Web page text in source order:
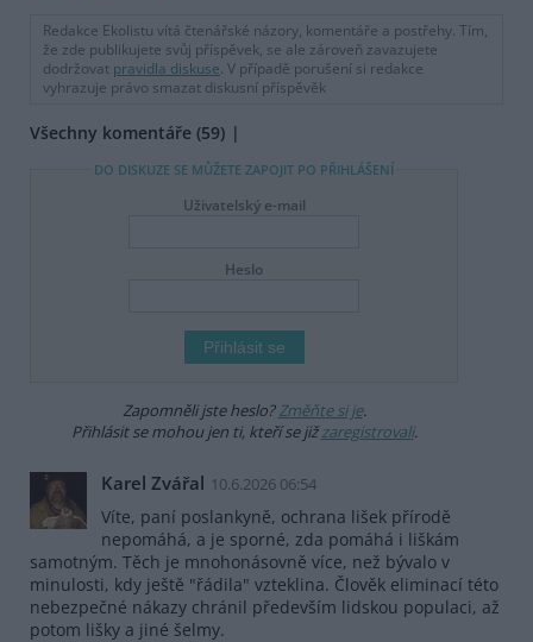
Redakce Ekolistu vítá čtenářské názory, komentáře a postřehy. Tím,
že zde publikujete svůj příspěvek, se ale zároveň zavazujete
dodržovat pravidla diskuse. V případě porušení si redakce
vyhrazuje právo smazat diskusní příspěvěk
Všechny komentáře (59)
DO DISKUZE SE MŮŽETE ZAPOJIT PO PŘIHLÁŠENÍ
Uživatelský e-mail
Heslo
Zapomněli jste heslo?Změňte si je.
Přihlásit se mohou jen ti, kteří se jižzaregistrovali.
Karel Zvářal 10.6.2026 06:54
Víte, paní poslankyně, ochrana lišek přírodě
nepomáhá, a je sporné, zda pomáhá i liškám
samotným. Těch je mnohonásovně více, než bývalo v
minulosti, kdy ještě "řádila" vzteklina. Člověk eliminací této
nebezpečné nákazy chránil především lidskou populaci, až
potom lišky a jiné šelmy.